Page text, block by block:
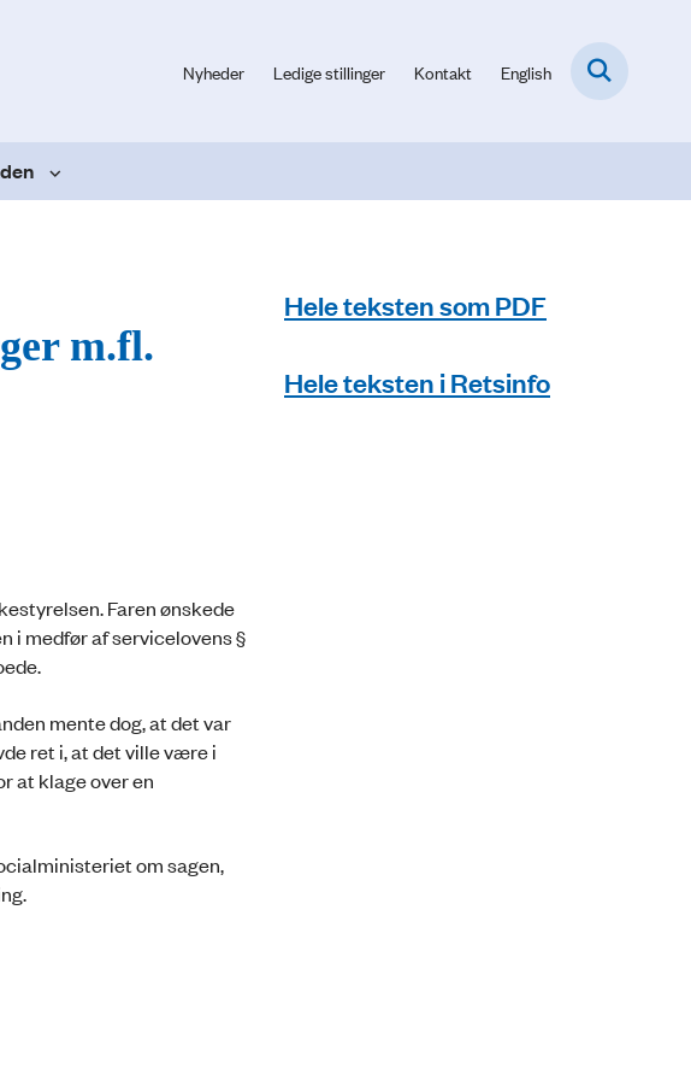
Nyheder Ledige stillinger Kontakt English
m.fl.
Faren ønskede
i medfør af servicelovens §
mente dog, at det var
ret i, at det ville være i
at klage over en
om sagen,
Hele teksten som PDF
Hele teksten i Retsinfo